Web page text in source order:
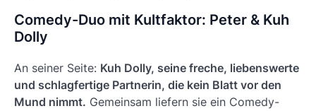
Comedy-Duo mit Kultfaktor: Peter & Kuh
Dolly
An seiner Seite: Kuh Dolly, seine freche, liebenswerte
und schlagfertige Partnerin, die kein Blatt vor den
Mund nimmt. Gemeinsam liefern sie ein Comedy-